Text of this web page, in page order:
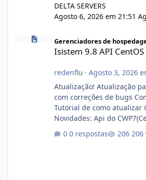
DELTA SERVERS
Agosto 6, 2026 em 21:51
Isistem 9.8 API CentOS Web Panel
Gerenciadores de
Isistem 9.8 API CentOS
redenflu · Agosto 3, 2026
Atualização! Atualização para a versão 9.8
com correções de bugs Como atualizar?
Tutorial de como atualizar
Novidades: Api do CWP7(CentOS Web Panel)
Link publico para consulta
autorizado a usasr o
0 respostas 206